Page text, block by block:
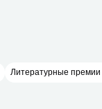
Литературные премии